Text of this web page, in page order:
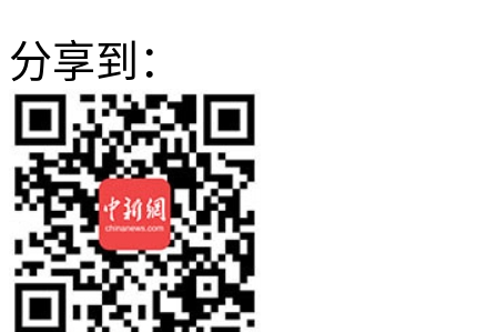
分享到：